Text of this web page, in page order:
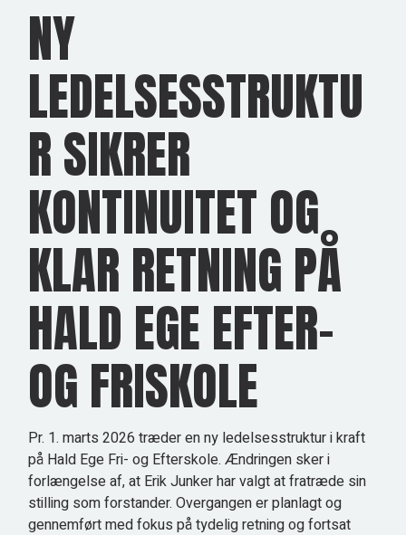
NY
LEDELSESSTRUKTU
R SIKRER
KONTINUITET OG
KLAR RETNING PÅ
HALD EGE EFTER-
OG FRISKOLE
Pr. 1. marts 2026 træder en ny ledelsesstruktur i kraft
på Hald Ege Fri- og Efterskole. Ændringen sker i
forlængelse af, at Erik Junker har valgt at fratræde sin
stilling som forstander. Overgangen er planlagt og
gennemført med fokus på tydelig retning og fortsat